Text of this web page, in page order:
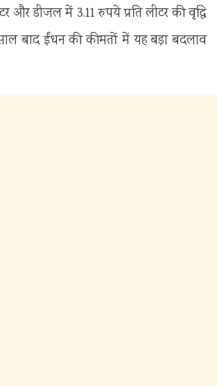
और डीजल में 3.11 रुपये प्रति लीटर की वृद्धि
बाद ईंधन की कीमतों में यह बड़ा बदलाव